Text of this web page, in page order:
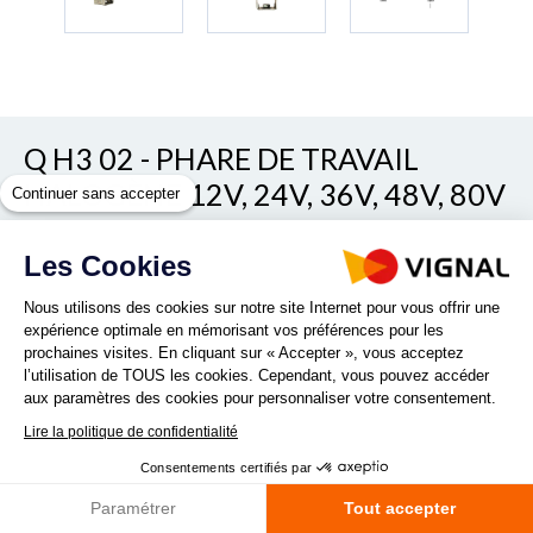
Q H3 02 - PHARE DE TRAVAIL
HALOGÈNE 12V, 24V, 36V, 48V, 80V
REF. QH302RANGE_FL
Continuer sans accepter
Les Cookies
Nous utilisons des cookies sur notre site Internet pour vous offrir une
expérience optimale en mémorisant vos préférences pour les
prochaines visites. En cliquant sur « Accepter », vous acceptez
l’utilisation de TOUS les cookies. Cependant, vous pouvez accéder
aux paramètres des cookies pour personnaliser votre consentement.
Lire la politique de confidentialité
Consentements certifiés par
Paramétrer Tout accepter